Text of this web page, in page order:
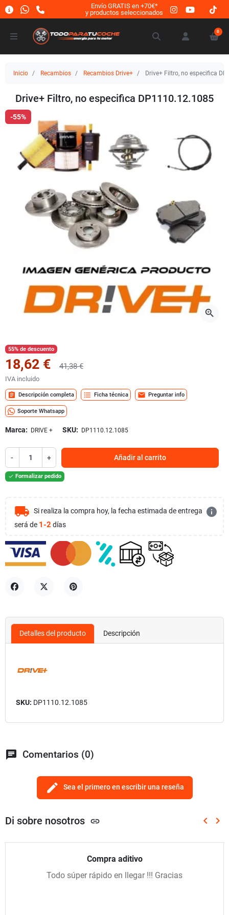
Envío GRATIS en +70€*
y productos seleccionados
0
Inicio Recambios Recambios Drive+ Drive+ Filtro, no especifica
Drive+ Filtro, no especifica DP1110.12.1085
-55%
zoom_in
55% de descuento
18,62 € 41,38 €
IVA incluido
assignment Descripción completa format_list_bulleted Ficha técnica mail Preguntar info
Soporte Whatsapp
Marca: DRIVE + SKU: DP1110.12.1085
- + Añadir al carrito
 Formalizar pedido
local_shipping Si realiza la compra hoy, la fecha estimada de entrega
será de 1-2 días
info
Detalles del producto Descripción
SKU: DP1110.12.1085
chat Comentarios (0)
edit Sea el primero en escribir una reseña
Di sobre nosotros link keyboard_arrow_left keyboard_arrow_right
Compra aditivo
Todo súper rápido en llegar !!! Gracias